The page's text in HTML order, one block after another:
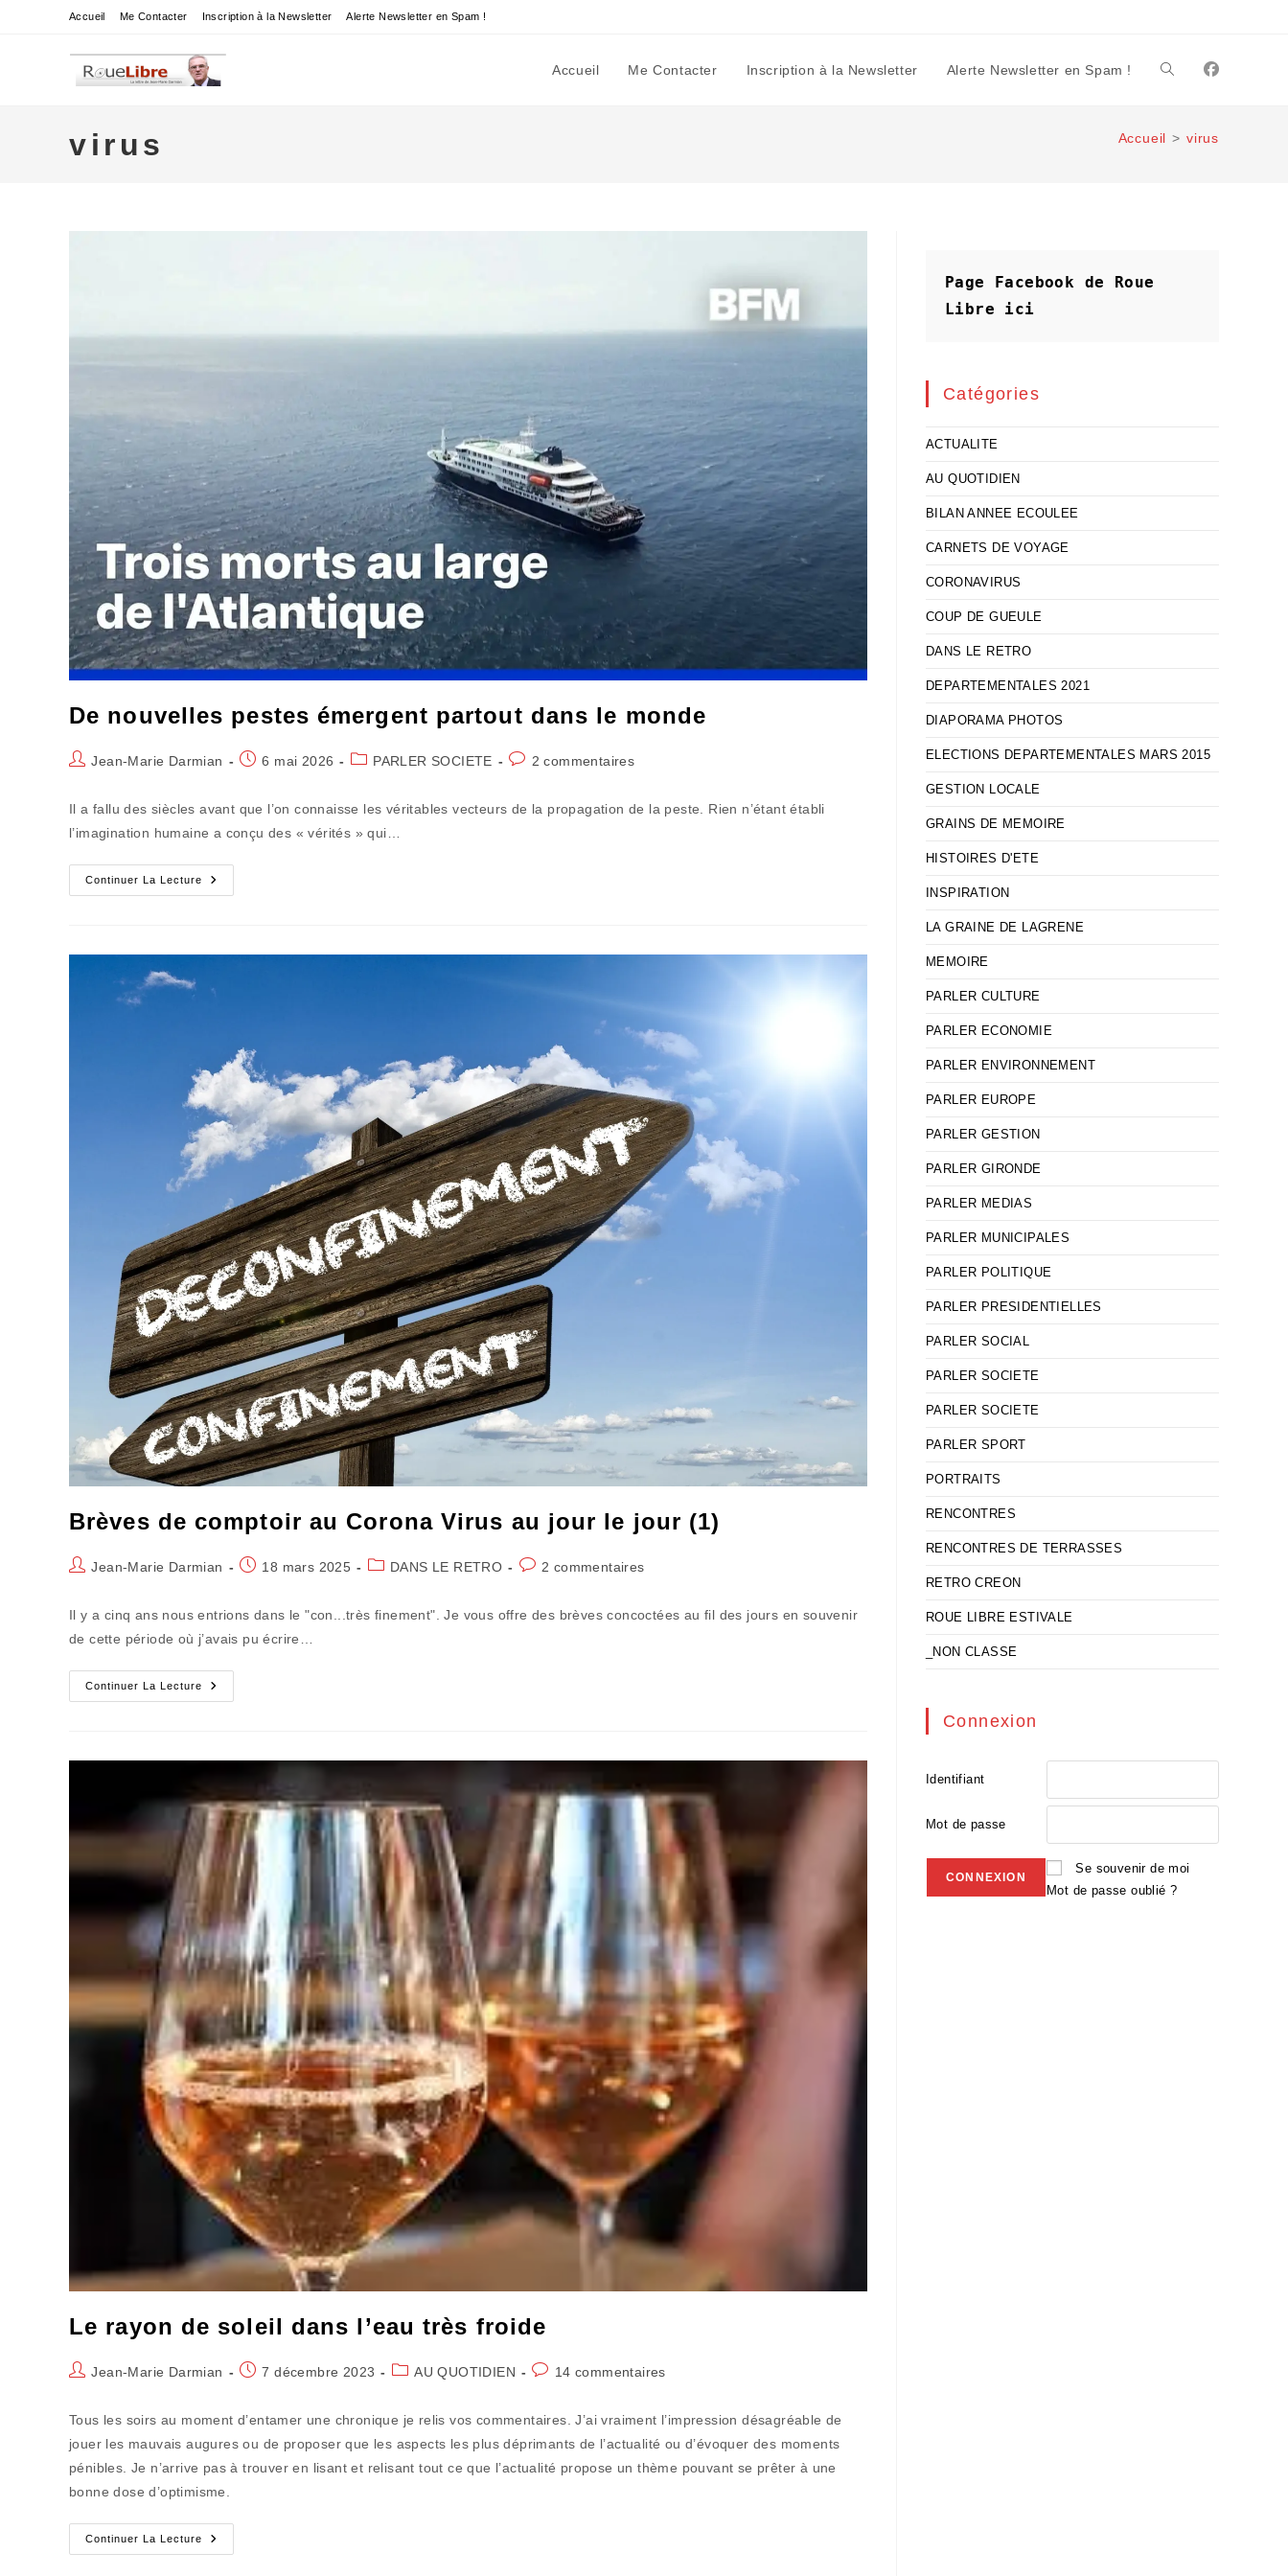
Accueil Me Contacter Inscription à la Newsletter Alerte Newsletter en Spam !
Accueil Me Contacter Inscription à la Newsletter Alerte Newsletter en Spam ! Toggle
website
virus Accueil > virus
De nouvelles pestes émergent partout dans le monde
Auteur/autrice
publication :
Jean-Marie Darmian
Publication
6 mai 2026
PostPARLER SOCIETE
Commentaires
publication :
2 commentaires
Il a fallu des siècles avant que l’on connaisse les véritables vecteurs de la propagation de la peste. Rien n’étant établi
l’imagination humaine a conçu des « vérités » qui…
Continuer La Lecture
De
Nouvelles
Brèves de comptoir au Corona Virus au jour le jour (1)
Auteur/autrice
publication :
Jean-Marie Darmian
Publication
18 mars 2025
PostDANS LE RETRO
Commentaires
2 commentaires
Il y a cinq ans nous entrions dans le "con...très finement". Je vous offre des brèves concoctées au fil des jours en souvenir
de cette période où j’avais pu écrire…
Continuer La Lecture
Brèves
De
Jour
(1)
Le rayon de soleil dans l’eau très froide
Auteur/autrice
Jean-Marie Darmian
Publication
7 décembre 2023
PostAU QUOTIDIEN
Commentaires
14 commentaires
Tous les soirs au moment d’entamer une chronique je relis vos commentaires. J’ai vraiment l’impression désagréable de
jouer les mauvais augures ou de proposer que les aspects les plus déprimants de l’actualité ou d’évoquer des moments
pénibles. Je n’arrive pas à trouver en lisant et relisant tout ce que l’actualité propose un thème pouvant se prêter à une
bonne dose d’optimisme.
Continuer La Lecture
Le
Rayon
Page Facebook de Roue
Libre
ici
Catégories
ACTUALITE
AU QUOTIDIEN
BILAN ANNEE ECOULEE
CARNETS DE VOYAGE
CORONAVIRUS
COUP DE GUEULE
DANS LE RETRO
DEPARTEMENTALES 2021
DIAPORAMA PHOTOS
ELECTIONS DEPARTEMENTALES MARS 2015
GESTION LOCALE
GRAINS DE MEMOIRE
HISTOIRES D'ETE
INSPIRATION
LA GRAINE DE LAGRENE
MEMOIRE
PARLER CULTURE
PARLER ECONOMIE
PARLER ENVIRONNEMENT
PARLER EUROPE
PARLER GESTION
PARLER GIRONDE
PARLER MEDIAS
PARLER MUNICIPALES
PARLER POLITIQUE
PARLER PRESIDENTIELLES
PARLER SOCIAL
PARLER SOCIETE
PARLER SOCIETE
PARLER SPORT
PORTRAITS
RENCONTRES
RENCONTRES DE TERRASSES
RETRO CREON
ROUE LIBRE ESTIVALE
_NON CLASSE
Connexion
Identifiant
Mot de passe
Se souvenir de moi
Mot de passe oublié ?